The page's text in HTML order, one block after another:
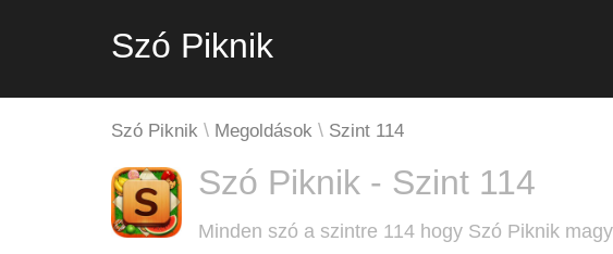
Szó Piknik
Szó Piknik Megoldások Szint 114
Szó Piknik - Szint 114
Minden szó a szintre 114 hogy Szó Piknik